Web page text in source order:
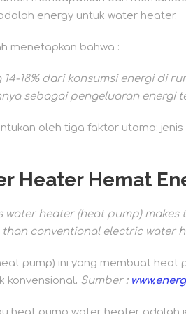
energy untuk water heater.
menetapkan bahwa :
18% dari konsumsi energi di
sebagai pengeluaran energi
oleh tiga faktor utama:
Heater Hemat
heater (heat pump) makes
conventional electric water
pump) ini yang membuat
konvensional. Sumber: